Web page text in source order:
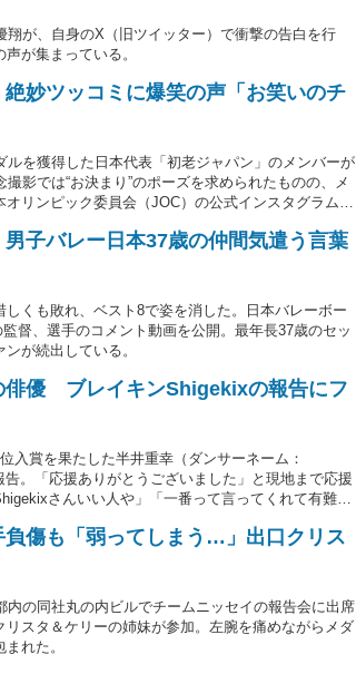
が、自身のX（旧ツイッター）で衝撃の告白を行
が集まっている。
妙ツッコミに爆笑の声「お笑いのチ
を獲得した日本代表「初老ジャパン」のメンバーが
影では“お決まり”のポーズを求められたものの、メ
リンピック委員会（JOC）の公式インスタグラムが
子バレー日本37歳の仲間気遣う言葉
くも敗れ、ベスト8で姿を消した。日本バレーボー
督、選手のコメント動画を公開。最年長37歳のセッ
が続出している。
俳優 ブレイキンShigekixの報告にフ
入賞を果たした半井重幸（ダンサーネーム：
。「応援ありがとうございました」と現地まで応援
さんいい人や」「一番って言ってくれて有難
傷も「弱ってしまう…」出口クリス
の同社丸の内ビルでチームニッセイの報告会に出席
スタ＆ケリーの姉妹が参加。左腕を痛めながらメダ
れた。